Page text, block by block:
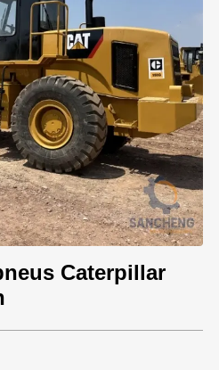
Caterpillar